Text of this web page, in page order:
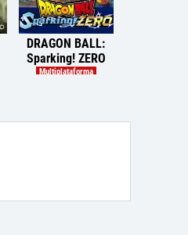
DRAGON BALL:
Sparking! ZERO
Multiplataforma